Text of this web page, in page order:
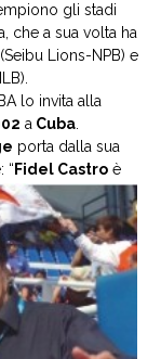
gli stadi
che a sua volta ha
(Seibu Lions-NPB) e
lo invita alla
a Cuba
porta dalla sua
“ Fidel Castro è